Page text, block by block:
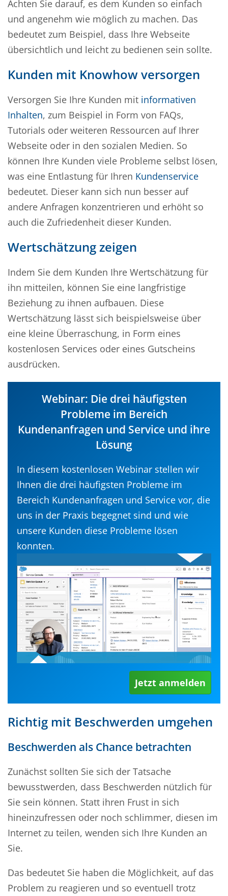
Achten Sie darauf, es dem Kunden so einfach
und angenehm wie möglich zu machen. Das
bedeutet zum Beispiel, dass Ihre Webseite
übersichtlich und leicht zu bedienen sein sollte.
Kunden mit Knowhow versorgen
Versorgen Sie Ihre Kunden mit informativen
Inhalten, zum Beispiel in Form von FAQs,
Tutorials oder weiteren Ressourcen auf Ihrer
Webseite oder in den sozialen Medien. So
können Ihre Kunden viele Probleme selbst lösen,
was eine Entlastung für Ihren Kundenservice
bedeutet. Dieser kann sich nun besser auf
andere Anfragen konzentrieren und erhöht so
auch die Zufriedenheit dieser Kunden.
Wertschätzung zeigen
Indem Sie dem Kunden Ihre Wertschätzung für
ihn mitteilen, können Sie eine langfristige
Beziehung zu ihnen aufbauen. Diese
Wertschätzung lässt sich beispielsweise über
eine kleine Überraschung, in Form eines
kostenlosen Services oder eines Gutscheins
ausdrücken.
Webinar: Die drei häufigsten
Probleme im Bereich
Kundenanfragen und Service und ihre
Lösung
In diesem kostenlosen Webinar stellen wir
Ihnen die drei häufigsten Probleme im
Bereich Kundenanfragen und Service vor, die
uns in der Praxis begegnet sind und wie
unsere Kunden diese Probleme lösen
konnten.
Jetzt anmelden
Richtig mit Beschwerden umgehen
Beschwerden als Chance betrachten
Zunächst sollten Sie sich der Tatsache
bewusstwerden, dass Beschwerden nützlich für
Sie sein können. Statt ihren Frust in sich
hineinzufressen oder noch schlimmer, diesen im
Internet zu teilen, wenden sich Ihre Kunden an
Sie.
Das bedeutet Sie haben die Möglichkeit, auf das
Problem zu reagieren und so eventuell trotz